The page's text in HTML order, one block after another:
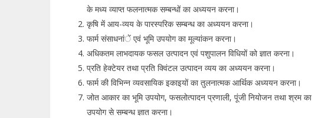
के मध्य व्याप्त फलनात्मक सम्बन्धों का अध्ययन करना।
कृषि में आय-व्यय के पारस्परिक सम्बन्ध का अध्ययन करना।
फार्म संसाधनांें एवं भूमि उपयोग का मूल्यांकन करना।
अधिकतम लाभदायक फसल उत्पादन एवं पशुपालन विधियों को ज्ञात करना।
प्रति हेक्टेयर तथा प्रति क्विंटल उत्पादन व्यय का अध्ययन करना।
फार्म की विभिन्न व्यवसायिक इकाइयों का तुलनात्मक आर्थिक अध्ययन करना।
जोत आकार का भूमि उपयोग, फसलोत्पादन प्रणाली, पूंजी नियोजन तथा श्रम का
उपयोग से सम्बन्ध ज्ञात करना।